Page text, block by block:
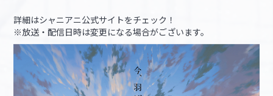
詳細はシャニアニ公式サイトをチェック！
※放送・配信日時は変更になる場合がございます。